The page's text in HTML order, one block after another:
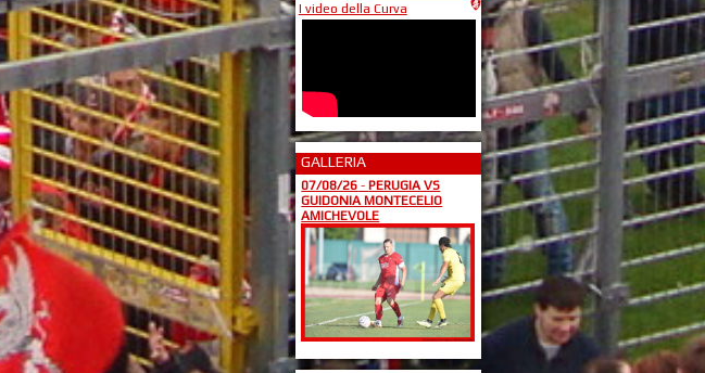
I video della Curva
GALLERIA
07/08/26 - PERUGIA VS
GUIDONIA MONTECELIO
AMICHEVOLE